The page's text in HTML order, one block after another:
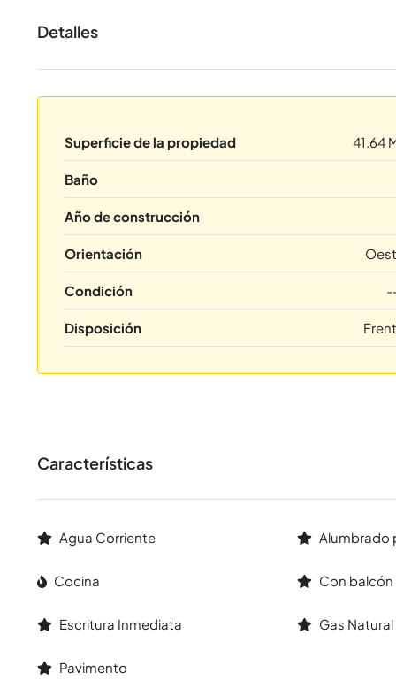
Detalles
Superficie de la propiedad 41.64
Baño
Año de construcción
Orientación
Condición
Disposición
Características
Agua Corriente Alumbrado
Cocina Con balcón
Escritura Inmediata Gas Natural
Pavimento